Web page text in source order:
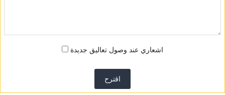
اشعاري عند وصول تعاليق جديدة
اقترح